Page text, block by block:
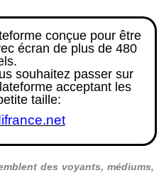
conçue pour être
écran de plus de 480
souhaitez passer sur
acceptant les
taille:
des voyants, médiums,